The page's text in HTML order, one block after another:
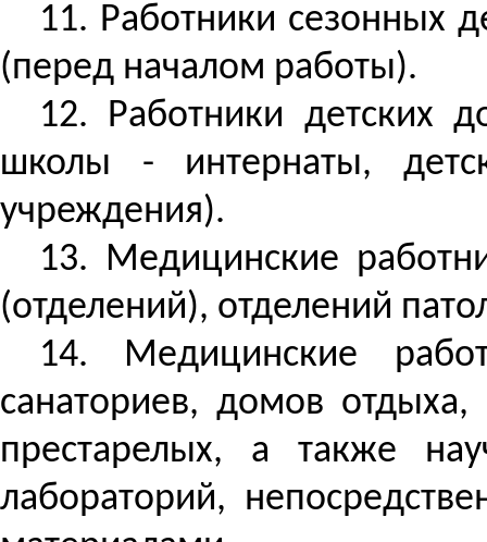
11. Работники сезонных
(перед началом работы).
12. Работники детских
школы - интернаты,
учреждения).
13. Медицинские
(отделений), отделений
14. Медицинские
санаториев, домов
престарелых, а также
лабораторий,